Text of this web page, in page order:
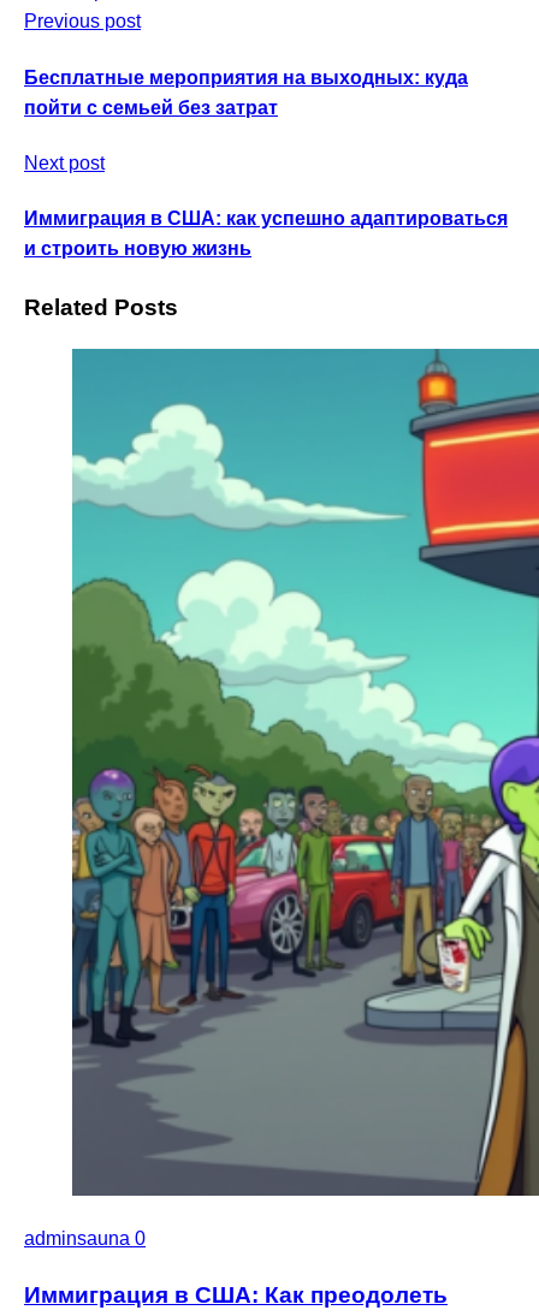
Previous post
Бесплатные мероприятия на выходных: куда
пойти с семьей без затрат
Next post
Иммиграция в США: как успешно адаптироваться
и строить новую жизнь
Related Posts
adminsauna 0
Иммиграция в США: Как преодолеть